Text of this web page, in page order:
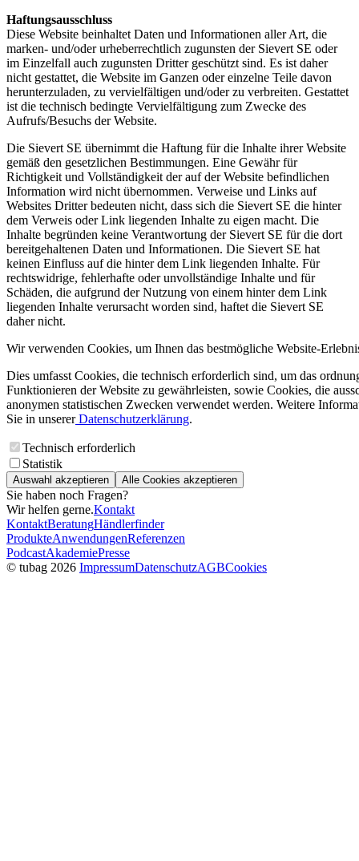
Haftungsausschluss
Diese Website beinhaltet Daten und Informationen aller Art, die
marken- und/oder urheberrechtlich zugunsten der Sievert SE oder
im Einzelfall auch zugunsten Dritter geschützt sind. Es ist daher
nicht gestattet, die Website im Ganzen oder einzelne Teile davon
herunterzuladen, zu vervielfältigen und/oder zu verbreiten. Gestattet
ist die technisch bedingte Vervielfältigung zum Zwecke des
Aufrufs/Besuchs der Website.
Die Sievert SE übernimmt die Haftung für die Inhalte ihrer Website
gemäß den gesetzlichen Bestimmungen. Eine Gewähr für
Richtigkeit und Vollständigkeit der auf der Website befindlichen
Information wird nicht übernommen. Verweise und Links auf
Websites Dritter bedeuten nicht, dass sich die Sievert SE die hinter
dem Verweis oder Link liegenden Inhalte zu eigen macht. Die
Inhalte begründen keine Verantwortung der Sievert SE für die dort
bereitgehaltenen Daten und Informationen. Die Sievert SE hat
keinen Einfluss auf die hinter dem Link liegenden Inhalte. Für
rechtswidrige, fehlerhafte oder unvollständige Inhalte und für
Schäden, die aufgrund der Nutzung von einem hinter dem Link
liegenden Inhalte verursacht worden sind, haftet die Sievert SE
daher nicht.
Wir verwenden Cookies, um Ihnen das bestmögliche Website-
Dies umfasst Cookies, die technisch erforderlich sind, um das
Funktionieren der Website zu gewährleisten, sowie Cookies, die
anonymen statistischen Zwecken verwendet werden. Weitere
Sie in unsererDatenschutzerklärung.
Technisch erforderlich
Statistik
Auswahl akzeptieren Alle Cookies akzeptieren
Sie haben noch Fragen?
Wir helfen gerne.Kontakt
KontaktBeratungHändlerfinder
ProdukteAnwendungenReferenzen
PodcastAkademiePresse
© tubag 2026 ImpressumDatenschutzAGBCookies